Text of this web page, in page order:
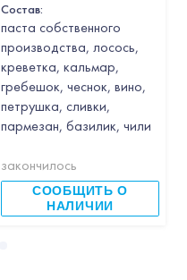
Состав:
паста собственного
производства, лосось,
креветка, кальмар,
гребешок, чеснок, вино,
петрушка, сливки,
пармезан, базилик, чили
закончилось
СООБЩИТЬ О
НАЛИЧИИ